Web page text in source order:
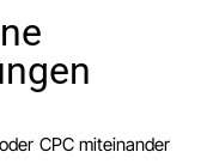
CPC miteinander